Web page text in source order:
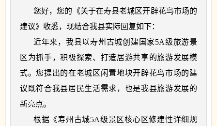
您好，您的《关于在寿县老城区开辟花鸟市场的
建议》收悉，现结合我县实际回复如下：
近年来，我县以寿州古城创建国家5A级旅游景
区为抓手，积极探索、打造居游共享的旅游发展模
式。您提出的在老城区闲置地块开辟花鸟市场的建
议既符合我县居民生活需求，也是我县旅游发展的
新亮点。
根据《寿州古城5A级景区核心区修建性详细规